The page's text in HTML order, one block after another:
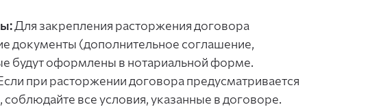
Для закрепления расторжения договора
документы (дополнительное соглашение,
будут оформлены в нотариальной форме.
при расторжении договора предусматривается
все условия, указанные в договоре.